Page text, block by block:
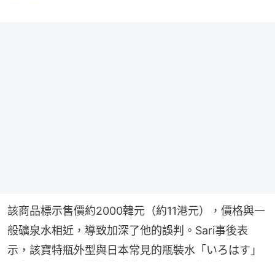
該商品標示售價約2000韓元（約11港元），價格與一
般礦泉水相近，導致加深了他的誤判。Sari事後表
示，該寶特瓶外型與日本常見的瓶裝水「いろはす」